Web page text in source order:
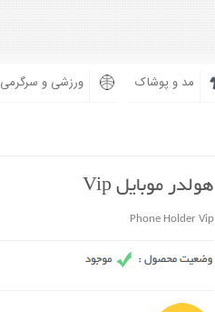
مد و پوشاک ورزشی و سرگرمی
هولدر موبایل Vip
Phone Holder Vip